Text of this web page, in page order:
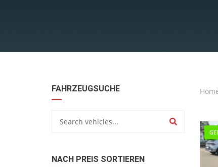
FAHRZEUGSUCHE
NACH PREIS SORTIEREN